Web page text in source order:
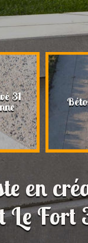
31
en
Le Fort